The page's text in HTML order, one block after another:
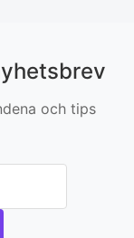
och tips